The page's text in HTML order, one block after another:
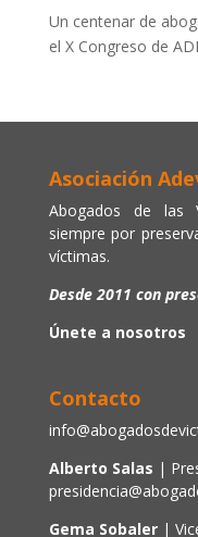
Un centenar de
el X Congreso de
Asociación
Abogados de las
siempre por
víctimas.
Desde 2011 con
Únete a nosotros
Contacto
Alberto Salas |
Gema Sobaler |